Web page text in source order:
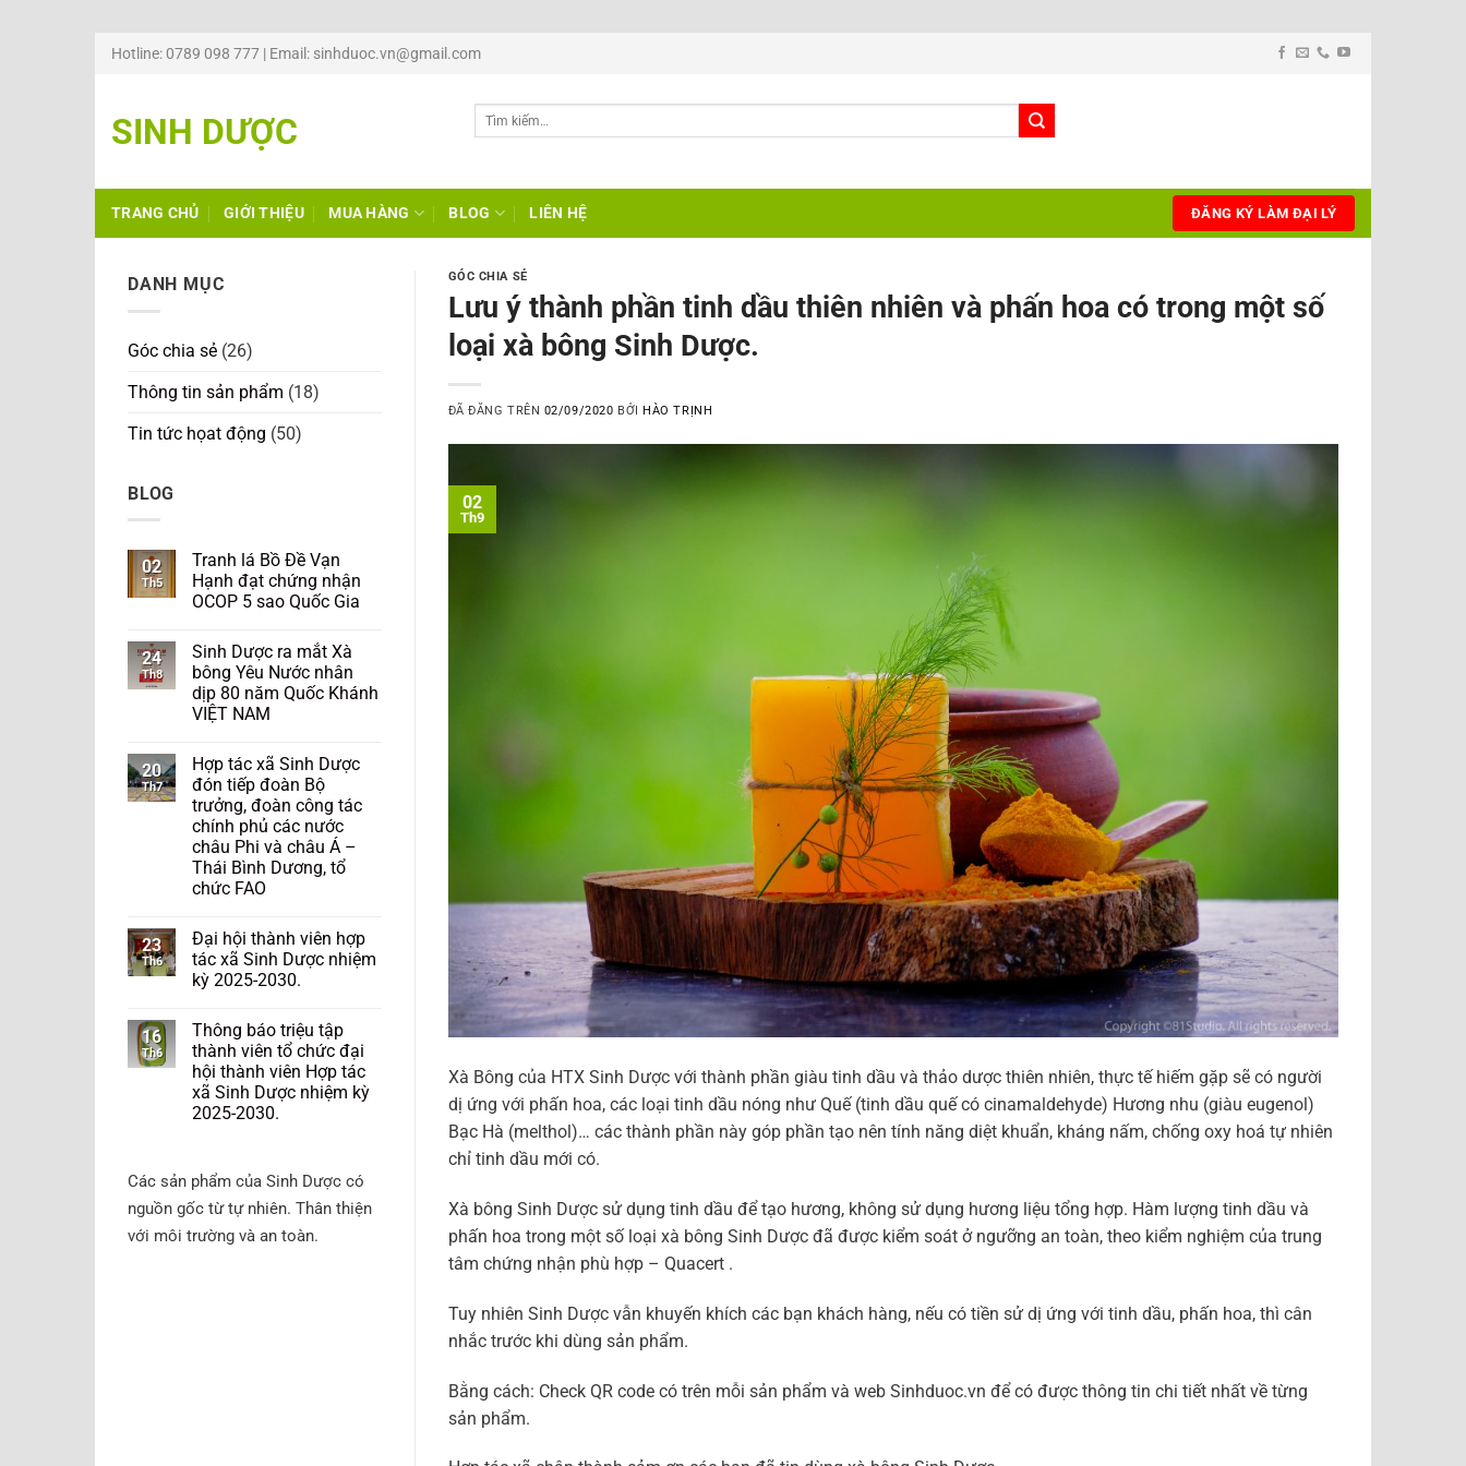
Chuyển
dung
Hotline: 0789 098 777 | Email: sinhduoc.vn@gmail.com
SINH DƯỢC
TRANG CHỦ GIỚI THIỆU MUA HÀNG BLOG LIÊN HỆ ĐĂNG KÝ LÀM ĐẠI LÝ
DANH MỤC
Góc chia sẻ (26)
Thông tin sản phẩm (18)
Tin tức họat động (50)
BLOG
02
Th5
Tranh lá Bồ Đề Vạn
Hạnh đạt chứng nhận
OCOP 5 sao Quốc Gia
24
Th8
Sinh Dược ra mắt Xà
bông Yêu Nước nhân
dịp 80 năm Quốc Khánh
VIỆT NAM
20
Th7
Hợp tác xã Sinh Dược
đón tiếp đoàn Bộ
trưởng, đoàn công tác
chính phủ các nước
châu Phi và châu Á –
Thái Bình Dương, tổ
chức FAO
23
Th6
Đại hội thành viên hợp
tác xã Sinh Dược nhiệm
kỳ 2025-2030.
16
Th6
Thông báo triệu tập
thành viên tổ chức đại
hội thành viên Hợp tác
xã Sinh Dược nhiệm kỳ
2025-2030.
Các sản phẩm của Sinh Dược có
nguồn gốc từ tự nhiên. Thân thiện
với môi trường và an toàn.
GÓC CHIA SẺ
Lưu ý thành phần tinh dầu thiên nhiên và phấn hoa có trong một số
loại xà bông Sinh Dược.
ĐÃ ĐĂNG TRÊN 02/09/2020 BỞIHÀO TRỊNH
02
Th9
Xà Bông của HTX Sinh Dược với thành phần giàu tinh dầu và thảo dược thiên nhiên, thực tế hiếm gặp sẽ có người
dị ứng với phấn hoa, các loại tinh dầu nóng như Quế (tinh dầu quế có cinamaldehyde) Hương nhu (giàu eugenol)
Bạc Hà (melthol)… các thành phần này góp phần tạo nên tính năng diệt khuẩn, kháng nấm, chống oxy hoá tự nhiên
chỉ tinh dầu mới có.
Xà bông Sinh Dược sử dụng tinh dầu để tạo hương, không sử dụng hương liệu tổng hợp. Hàm lượng tinh dầu và
phấn hoa trong một số loại xà bông Sinh Dược đã được kiểm soát ở ngưỡng an toàn, theo kiểm nghiệm của trung
tâm chứng nhận phù hợp – Quacert .
Tuy nhiên Sinh Dược vẫn khuyến khích các bạn khách hàng, nếu có tiền sử dị ứng với tinh dầu, phấn hoa, thì cân
nhắc trước khi dùng sản phẩm.
Bằng cách: Check QR code có trên mỗi sản phẩm và web Sinhduoc.vn để có được thông tin chi tiết nhất về từng
sản phẩm.